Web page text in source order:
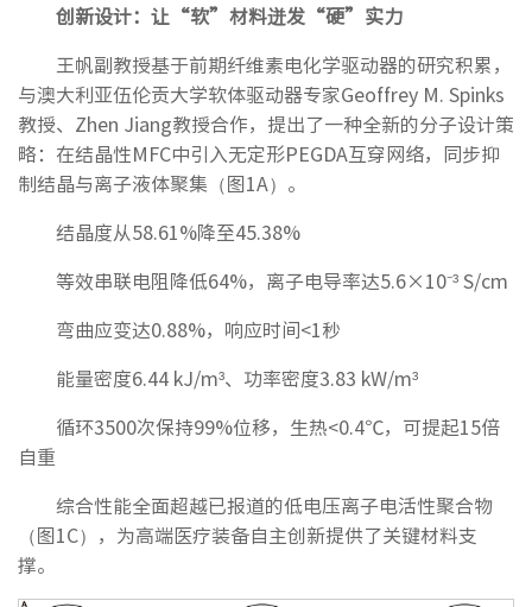
创新设计：让“软”材料迸发“硬”实力
王帆副教授基于前期纤维素电化学驱动器的研究积累，
与澳大利亚伍伦贡大学软体驱动器专家Geoffrey M. Spinks
教授、Zhen Jiang教授合作，提出了一种全新的分子设计策
略：在结晶性MFC中引入无定形PEGDA互穿网络，同步抑
制结晶与离子液体聚集（图1A）。
结晶度从58.61%降至45.38%
等效串联电阻降低64%，离子电导率达5.6×10⁻³ S/cm
弯曲应变达0.88%，响应时间<1秒
能量密度6.44 kJ/m³、功率密度3.83 kW/m³
循环3500次保持99%位移，生热<0.4℃，可提起15倍
自重
综合性能全面超越已报道的低电压离子电活性聚合物
（图1C），为高端医疗装备自主创新提供了关键材料支
撑。